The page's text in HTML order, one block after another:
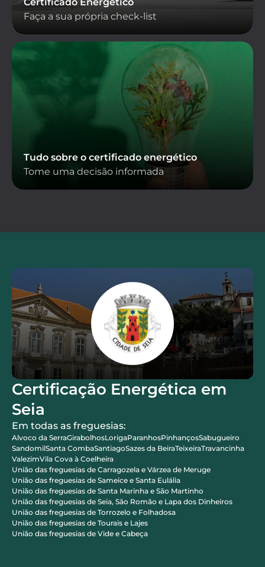
Faça a sua própria check-list
Tudo sobre o certificado energético
Tome uma decisão informada
Certificação Energética em
Seia
Em todas as freguesias:
Alvoco da SerraGirabolhosLorigaParanhosPinhançosSabugueiro
SandomilSanta CombaSantiagoSazes da BeiraTeixeiraTravancinha
ValezimVila Cova à Coelheira
União das freguesias de Carragozela e Várzea de Meruge
União das freguesias de Sameice e Santa Eulália
União das freguesias de Santa Marinha e São Martinho
União das freguesias de Seia, São Romão e Lapa dos Dinheiros
União das freguesias de Torrozelo e Folhadosa
União das freguesias de Tourais e Lajes
União das freguesias de Vide e Cabeça